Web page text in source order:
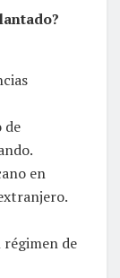
de
en
régimen de